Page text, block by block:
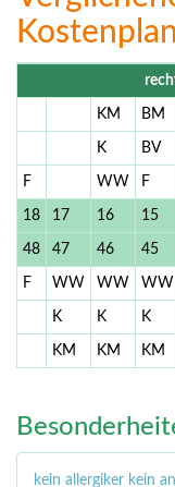
Kostenplan
KM BM
K BV
F WW F
18 17 16 15
48 47 46 45
F WW WW WW
K K K
KM KM KM
kein allergiker kein